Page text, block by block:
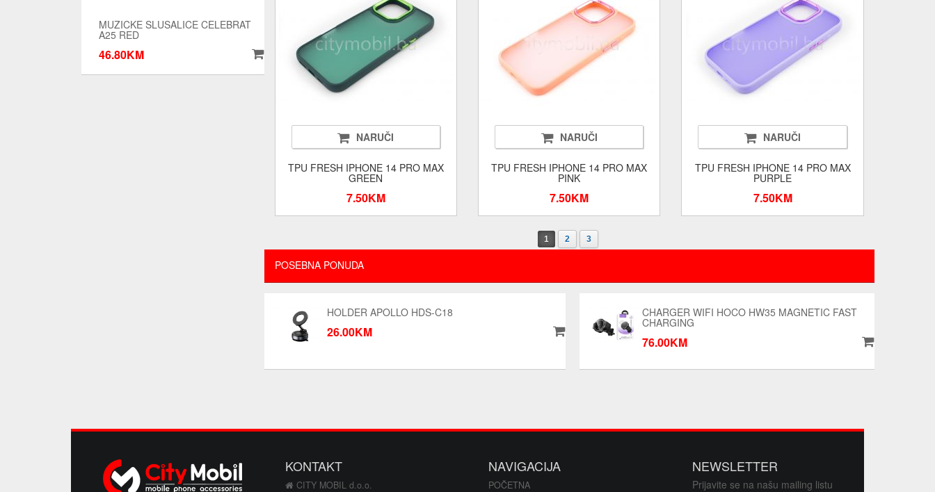
MUZICKE SLUSALICE CELEBRAT
A25 RED
46.80KM
NARUČI
TPU FRESH IPHONE 14 PRO MAX
GREEN
7.50KM
NARUČI
TPU FRESH IPHONE 14 PRO MAX
PINK
7.50KM
NARUČI
TPU FRESH IPHONE 14 PRO MAX
PURPLE
7.50KM
1 2 3
POSEBNA PONUDA
HOLDER APOLLO HDS-C18
26.00KM
CHARGER WIFI HOCO HW35 MAGNETIC FAST
CHARGING
76.00KM
KONTAKT
CITY MOBIL d.o.o.
NAVIGACIJA
POČETNA
NEWSLETTER
Prijavite se na našu mailing listu